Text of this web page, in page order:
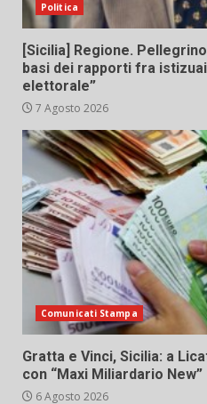
Politica
[Sicilia] Regione.
basi dei rapporti fra
elettorale”
7 Agosto 2026
Comunicati Stampa
Gratta e Vinci, Sicilia: a
con “Maxi Miliardario New”
6 Agosto 2026